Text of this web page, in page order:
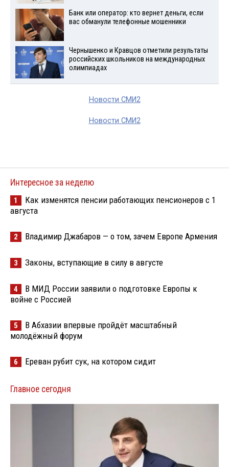
Банк или оператор: кто вернет деньги, если
вас обманули телефонные мошенники
Чернышенко и Кравцов отметили результаты
российских школьников на международных
олимпиадах
Новости СМИ2
Новости СМИ2
Интересное за неделю
1
Как изменятся пенсии работающих пенсионеров с 1
августа
2 Владимир Джабаров — о том, зачем Европе Армения
3 Законы, вступающие в силу в августе
4
В МИД России заявили о подготовке Европы к
войне с Россией
5
В Абхазии впервые пройдёт масштабный
молодёжный форум
6 Ереван рубит сук, на котором сидит
Главное сегодня